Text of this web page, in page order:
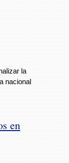
la
nacional
en